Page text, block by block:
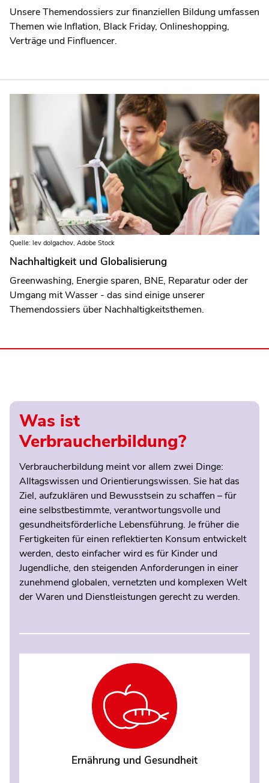
Unsere Themendossiers zur finanziellen Bildung umfassen
Themen wie Inflation, Black Friday, Onlineshopping,
Verträge und Finfluencer.
Quelle: lev dolgachov, Adobe Stock
Nachhaltigkeit und Globalisierung
Greenwashing, Energie sparen, BNE, Reparatur oder der
Umgang mit Wasser - das sind einige unserer
Themendossiers über Nachhaltigkeitsthemen.
Was ist
Verbraucherbildung?
Verbraucherbildung meint vor allem zwei Dinge:
Alltagswissen und Orientierungswissen. Sie hat das
Ziel, aufzuklären und Bewusstsein zu schaffen – für
eine selbstbestimmte, verantwortungsvolle und
gesundheitsförderliche Lebensführung. Je früher die
Fertigkeiten für einen reflektierten Konsum entwickelt
werden, desto einfacher wird es für Kinder und
Jugendliche, den steigenden Anforderungen in einer
zunehmend globalen, vernetzten und komplexen Welt
der Waren und Dienstleistungen gerecht zu werden.
Ernährung und Gesundheit